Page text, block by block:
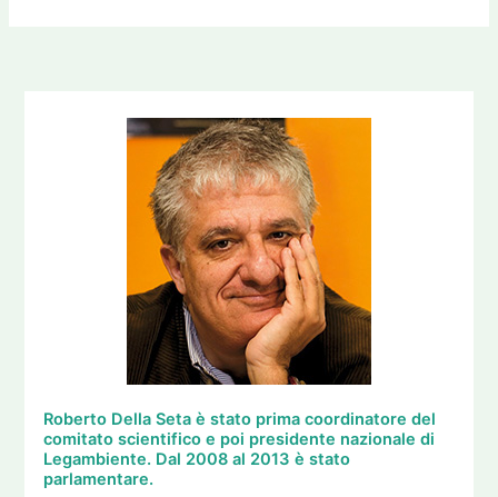
Roberto Della Seta è stato prima coordinatore del
comitato scientifico e poi presidente nazionale di
Legambiente. Dal 2008 al 2013 è stato
parlamentare.